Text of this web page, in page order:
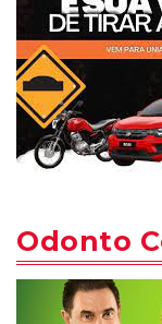
Odonto